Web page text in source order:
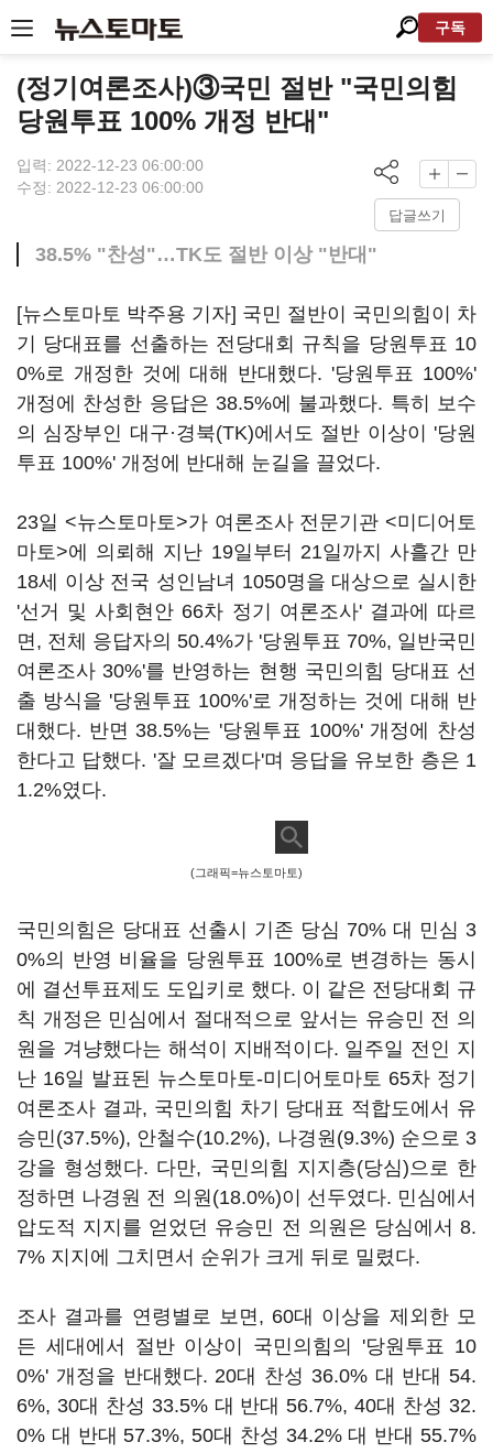
구독
(정기여론조사)③국민 절반 "국민의힘
당원투표 100% 개정 반대"
입력: 2022-12-23 06:00:00
수정: 2022-12-23 06:00:00
답글쓰기
38.5% "찬성"…TK도 절반 이상 "반대"
[뉴스토마토 박주용 기자] 국민 절반이 국민의힘이 차
기 당대표를 선출하는 전당대회 규칙을 당원투표 10
0%로 개정한 것에 대해 반대했다. '당원투표 100%'
개정에 찬성한 응답은 38.5%에 불과했다. 특히 보수
의 심장부인 대구·경북(TK)에서도 절반 이상이 '당원
투표 100%' 개정에 반대해 눈길을 끌었다.
23일 <뉴스토마토>가 여론조사 전문기관 <미디어토
마토>에 의뢰해 지난 19일부터 21일까지 사흘간 만
18세 이상 전국 성인남녀 1050명을 대상으로 실시한
'선거 및 사회현안 66차 정기 여론조사' 결과에 따르
면, 전체 응답자의 50.4%가 '당원투표 70%, 일반국민
여론조사 30%'를 반영하는 현행 국민의힘 당대표 선
출 방식을 '당원투표 100%'로 개정하는 것에 대해 반
대했다. 반면 38.5%는 '당원투표 100%' 개정에 찬성
한다고 답했다. '잘 모르겠다'며 응답을 유보한 층은 1
1.2%였다.
(그래픽=뉴스토마토)
국민의힘은 당대표 선출시 기존 당심 70% 대 민심 3
0%의 반영 비율을 당원투표 100%로 변경하는 동시
에 결선투표제도 도입키로 했다. 이 같은 전당대회 규
칙 개정은 민심에서 절대적으로 앞서는 유승민 전 의
원을 겨냥했다는 해석이 지배적이다. 일주일 전인 지
난 16일 발표된 뉴스토마토-미디어토마토 65차 정기
여론조사 결과, 국민의힘 차기 당대표 적합도에서 유
승민(37.5%), 안철수(10.2%), 나경원(9.3%) 순으로 3
강을 형성했다. 다만, 국민의힘 지지층(당심)으로 한
정하면 나경원 전 의원(18.0%)이 선두였다. 민심에서
압도적 지지를 얻었던 유승민 전 의원은 당심에서 8.
7% 지지에 그치면서 순위가 크게 뒤로 밀렸다.
조사 결과를 연령별로 보면, 60대 이상을 제외한 모
든 세대에서 절반 이상이 국민의힘의 '당원투표 10
0%' 개정을 반대했다. 20대 찬성 36.0% 대 반대 54.
6%, 30대 찬성 33.5% 대 반대 56.7%, 40대 찬성 32.
0% 대 반대 57.3%, 50대 찬성 34.2% 대 반대 55.7%